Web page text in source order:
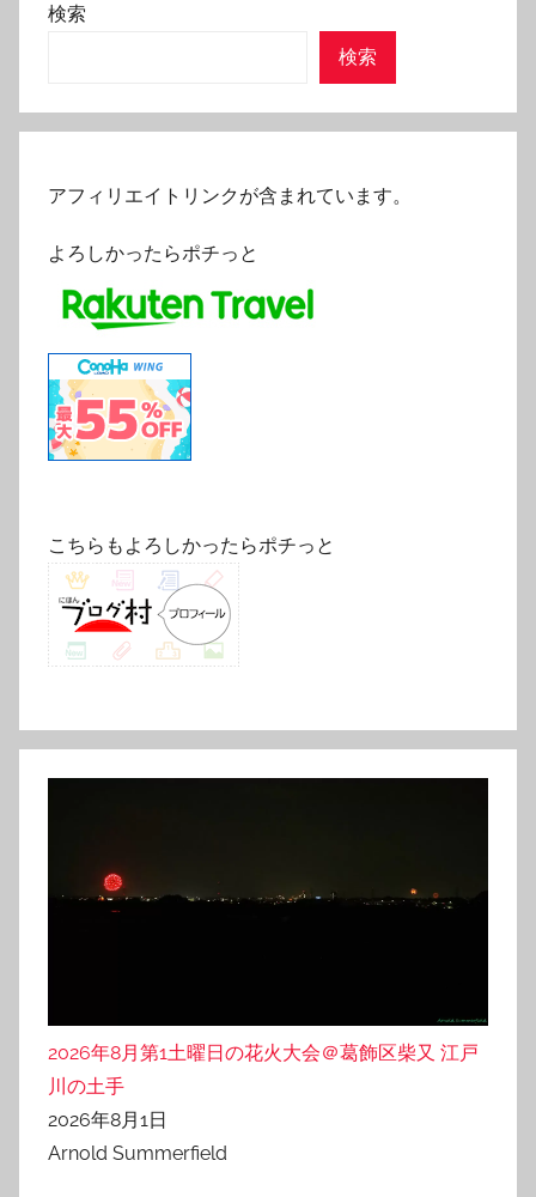
検索
検索
アフィリエイトリンクが含まれています。
よろしかったらポチっと
こちらもよろしかったらポチっと
2026年8月第1土曜日の花火大会＠葛飾区柴又 江戸
川の土手
2026年8月1日
Arnold Summerfield